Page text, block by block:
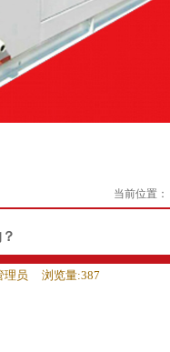
当前位置：
理员 浏览量:387